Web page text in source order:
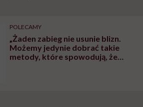
POLECAMY
„Żaden zabieg nie usunie blizn.
Możemy jedynie dobrać takie
metody, które spowodują, że